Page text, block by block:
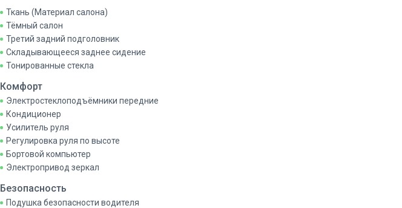
Ткань (Материал салона)
Тёмный салон
Третий задний подголовник
Складывающееся заднее сидение
Тонированные стекла
Комфорт
Электростеклоподъёмники передние
Кондиционер
Усилитель руля
Регулировка руля по высоте
Бортовой компьютер
Электропривод зеркал
Безопасность
Подушка безопасности водителя